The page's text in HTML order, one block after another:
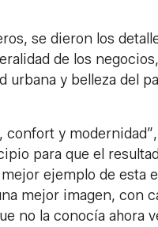
se dieron los
de los
urbana y belleza del
y
para que el
mejor ejemplo de esta
mejor imagen, con
no la conocía ahora